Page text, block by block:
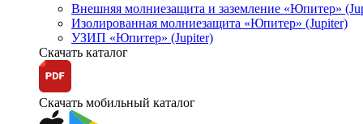
Внешняя молниезащита и заземление «Юпитер»
Изолированная молниезащита «Юпитер» (Jupiter)
УЗИП «Юпитер» (Jupiter)
Скачать каталог
Скачать мобильный каталог